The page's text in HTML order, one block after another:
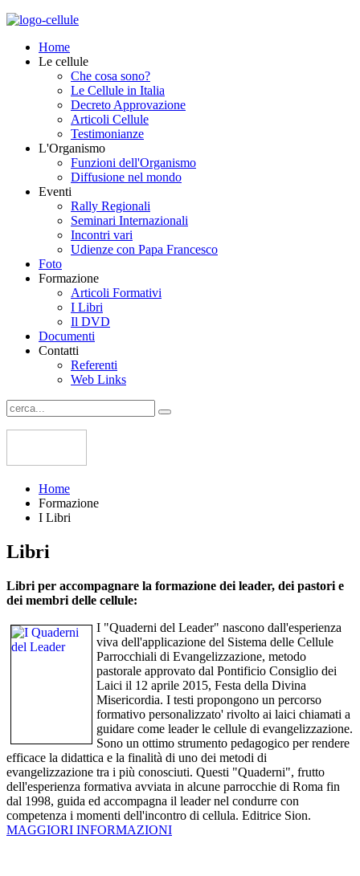
Home
Le cellule
Che cosa sono?
Le Cellule in Italia
Decreto Approvazione
Articoli Cellule
Testimonianze
L'Organismo
Funzioni dell'Organismo
Diffusione nel mondo
Eventi
Rally Regionali
Seminari Internazionali
Incontri vari
Udienze con Papa Francesco
Foto
Formazione
Articoli Formativi
I Libri
Il DVD
Documenti
Contatti
Referenti
Web Links
Home
Formazione
I Libri
Libri
Libri per accompagnare la formazione dei leader, dei pastori e
dei membri delle cellule:
I "Quaderni del Leader" nascono dall'esperienza
viva dell'applicazione del Sistema delle Cellule
Parrocchiali di Evangelizzazione, metodo
pastorale approvato dal Pontificio Consiglio dei
Laici il 12 aprile 2015, Festa della Divina
Misericordia. I testi propongono un percorso
formativo personalizzato' rivolto ai laici chiamati a
guidare come leader le cellule di evangelizzazione.
Sono un ottimo strumento pedagogico per rendere
efficace la didattica e la finalità di uno dei metodi di
evangelizzazione tra i più conosciuti. Questi "Quaderni", frutto
dell'esperienza formativa avviata in alcune parrocchie di Roma fin
dal 1998, guida ed accompagna il leader nel condurre con
competenza i momenti dell'incontro di cellula. Editrice Sion.
MAGGIORI INFORMAZIONI